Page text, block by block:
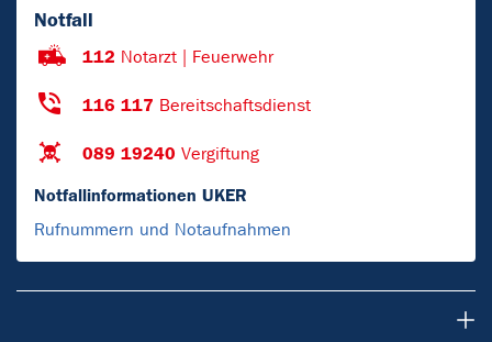
Notfall
112 Notarzt | Feuerwehr
116 117 Bereitschaftsdienst
089 19240 Vergiftung
Notfallinformationen UKER
Rufnummern und Notaufnahmen